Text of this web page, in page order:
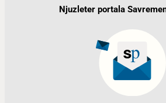
Njuzleter portala